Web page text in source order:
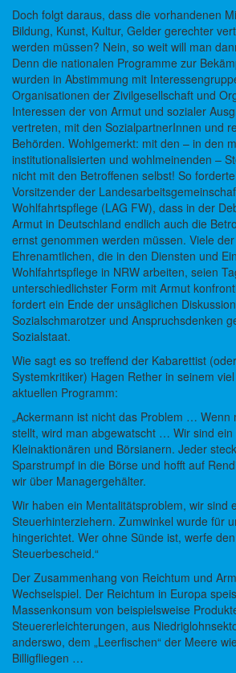
Doch folgt daraus, dass die vorhandenen
Bildung, Kunst, Kultur, Gelder gerechter
werden müssen? Nein, so weit will man
Denn die nationalen Programme zur
wurden in Abstimmung mit
Organisationen der Zivilgesellschaft und
Interessen der von Armut und sozialer
vertreten, mit den SozialpartnerInnen und
Behörden. Wohlgemerkt: mit den – in den
institutionalisierten und wohlmeinenden –
nicht mit den Betroffenen selbst! So
Vorsitzender der
Wohlfahrtspflege (LAG FW), dass in der
Armut in Deutschland endlich auch die
ernst genommen werden müssen. Viele
Ehrenamtlichen, die in den Diensten und
Wohlfahrtspflege in NRW arbeiten, seien
unterschiedlichster Form mit Armut
fordert ein Ende der unsäglichen
Sozialschmarotzer und Anspruchsdenken
Sozialstaat.
Wie sagt es so treffend der Kabarettist
Systemkritiker) Hagen Rether in seinem
aktuellen Programm:
„Ackermann ist nicht das Problem … Wenn
stellt, wird man abgewatscht … Wir sind ein
Kleinaktionären und Börsianern. Jeder
Sparstrumpf in die Börse und hofft auf
wir über Managergehälter.
Wir haben ein Mentalitätsproblem, wir sind
Steuerhinterziehern. Zumwinkel wurde für
hingerichtet. Wer ohne Sünde ist, werfe
Steuerbescheid.“
Der Zusammenhang von Reichtum und
Wechselspiel. Der Reichtum in Europa
Massenkonsum von beispielsweise
Steuererleichterungen, aus
anderswo, dem „Leerfischen“ der Meere
Billigfliegen …